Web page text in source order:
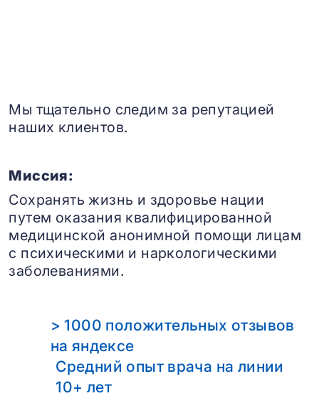
Мы тщательно следим за репутацией
наших клиентов.
Миссия:
Сохранять жизнь и здоровье нации
путем оказания квалифицированной
медицинской анонимной помощи лицам
с психическими и наркологическими
заболеваниями.
> 1000 положительных отзывов
на яндексе
Средний опыт врача на линии
10+ лет